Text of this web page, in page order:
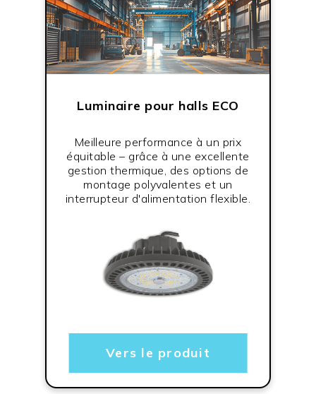
Luminaire pour halls ECO
Meilleure performance à un prix
équitable – grâce à une excellente
gestion thermique, des options de
montage polyvalentes et un
interrupteur d'alimentation flexible.
Vers le produit